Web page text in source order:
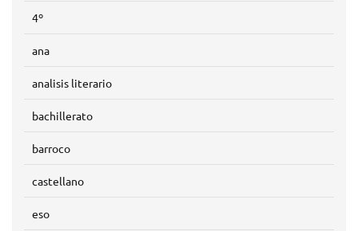
4º
ana
analisis literario
bachillerato
barroco
castellano
eso